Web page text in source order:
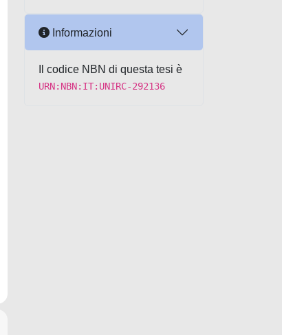
Informazioni
Il codice NBN di questa tesi è
URN:NBN:IT:UNIRC-292136